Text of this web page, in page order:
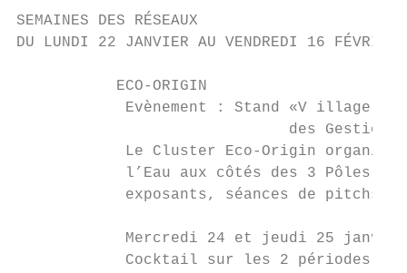
SEMAINES DES RÉSEAUX
DU LUNDI 22 JANVIER AU VENDREDI 16 FÉVRIER
           ECO-ORIGIN
Evènement : Stand «V illage
des Gestions
Le Cluster Eco-Origin
l’Eau aux côtés des 3 Pôles
exposants, séances de pitchs
Mercredi 24 et jeudi 25
Cocktail sur les 2 périodes de